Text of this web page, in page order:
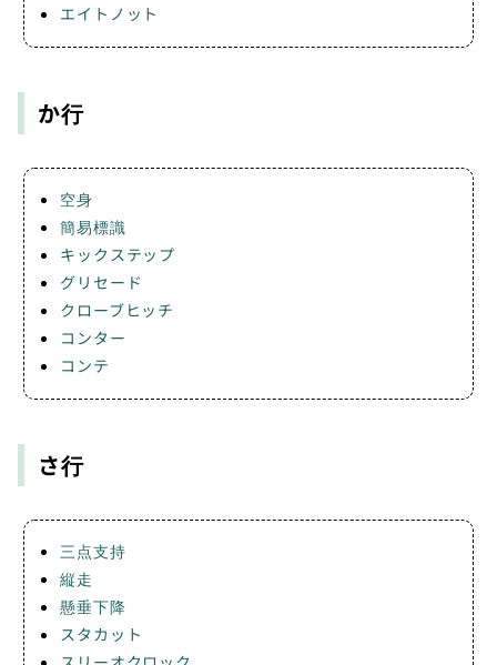
エイトノット
か行
空身
簡易標識
キックステップ
グリセード
クローブヒッチ
コンター
コンテ
さ行
三点支持
縦走
懸垂下降
スタカット